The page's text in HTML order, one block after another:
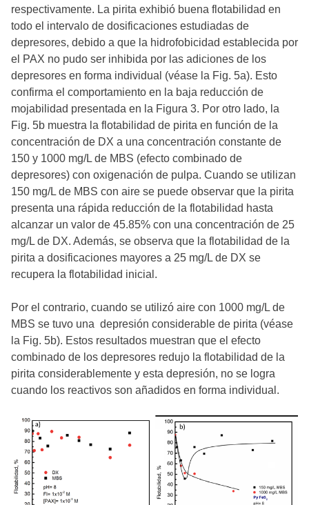
respectivamente. La pirita exhibió buena flotabilidad en
todo el intervalo de dosificaciones estudiadas de
depresores, debido a que la hidrofobicidad establecida por
el PAX no pudo ser inhibida por las adiciones de los
depresores en forma individual (véase la Fig. 5a). Esto
confirma el comportamiento en la baja reducción de
mojabilidad presentada en la Figura 3. Por otro lado, la
Fig. 5b muestra la flotabilidad de pirita en función de la
concentración de DX a una concentración constante de
150 y 1000 mg/L de MBS (efecto combinado de
depresores) con oxigenación de pulpa. Cuando se utilizan
150 mg/L de MBS con aire se puede observar que la pirita
presenta una rápida reducción de la flotabilidad hasta
alcanzar un valor de 45.85% con una concentración de 25
mg/L de DX. Además, se observa que la flotabilidad de la
pirita a dosificaciones mayores a 25 mg/L de DX se
recupera la flotabilidad inicial.
Por el contrario, cuando se utilizó aire con 1000 mg/L de
MBS se tuvo una depresión considerable de pirita (véase
la Fig. 5b). Estos resultados muestran que el efecto
combinado de los depresores redujo la flotabilidad de la
pirita considerablemente y esta depresión, no se logra
cuando los reactivos son añadidos en forma individual.